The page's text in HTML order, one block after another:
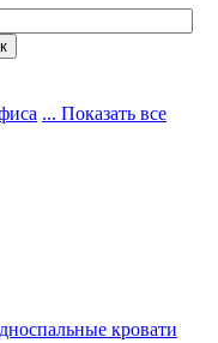
... Показать все
кровати